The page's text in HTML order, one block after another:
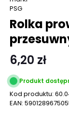
Rolka
6,20 zł
Produkt
Kod produktu:
EAN: